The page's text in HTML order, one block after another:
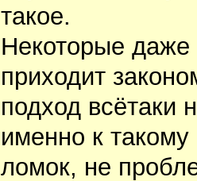
такое.
Некоторые даже
приходит
подход
именно к
ломок, не